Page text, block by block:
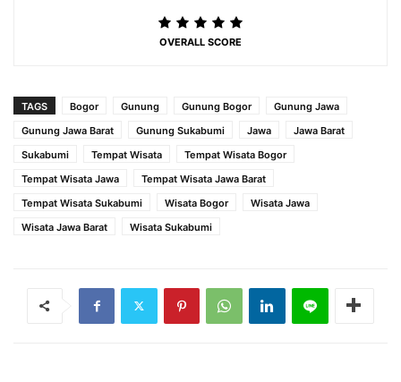
OVERALL SCORE
TAGS Bogor Gunung Gunung Bogor
Gunung Jawa
Gunung Jawa Barat
Gunung Sukabumi Jawa
Jawa Barat
Sukabumi
Tempat Wisata
Tempat Wisata Bogor
Tempat Wisata Jawa
Tempat Wisata Jawa Barat
Tempat Wisata Sukabumi
Wisata Bogor
Wisata Jawa
Wisata Jawa Barat
Wisata Sukabumi